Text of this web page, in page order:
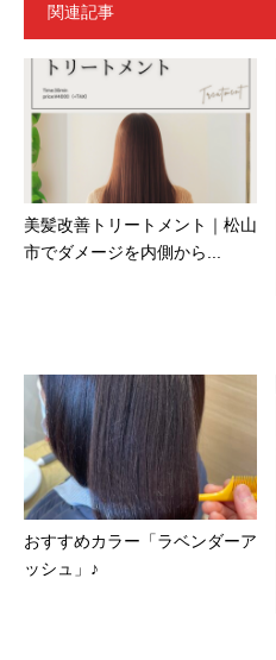
関連記事
美髪改善トリートメント｜松山
市でダメージを内側から...
おすすめカラー「ラベンダーア
ッシュ」♪